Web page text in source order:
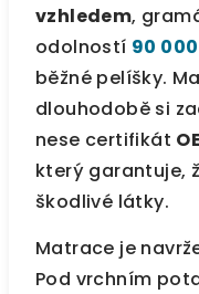
vzhledem,
odolností 90
běžné pelíšky.
dlouhodobě si
nese certifikát
který garantuje,
škodlivé látky.
Matrace je
Pod vrchním